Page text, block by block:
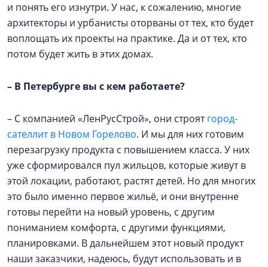
и понять его изнутри. У нас, к сожалению, многие
архитекторы и урбанисты оторваны от тех, кто будет
воплощать их проекты на практике. Да и от тех, кто
потом будет жить в этих домах.
– В Петербурге вы с кем работаете?
– С компанией «ЛенРусСтрой», они строятгород-
сателлит в Новом Горелово. И мы для них готовим
перезагрузку продукта с повышением класса. У них
уже сформировался пул жильцов, которые живут в
этой локации, работают, растят детей. Но для многих
это было именно первое жильё, и они внутренне
готовы перейти на новый уровень, с другим
пониманием комфорта, с другими функциями,
планировками. В дальнейшем этот новый продукт
наши заказчики, надеюсь, будут использовать и в